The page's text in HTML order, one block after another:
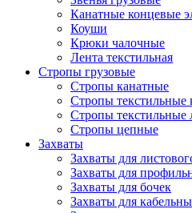
Канатные концевые
Коуши
Крюки чалочные
Лента текстильная
Стропы грузовые
Стропы канатные
Стропы текстильные
Стропы текстильные
Стропы цепные
Захваты
Захваты для
Захваты для
Захваты для бочек
Захваты для